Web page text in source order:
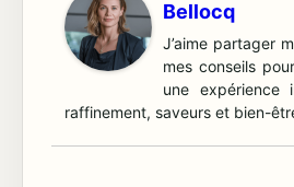
Bellocq
J’aime partager
mes conseils
une expérience
raffinement, saveurs et bien-